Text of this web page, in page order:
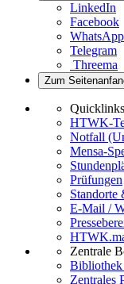
LinkedIn
Facebook
WhatsApp
Telegram
Threema
Zum
Quicklinks
HTWK-
Notfall
Mensa-
Prüfungen
Standorte
E-Mail /
Zentrale
Zentrales